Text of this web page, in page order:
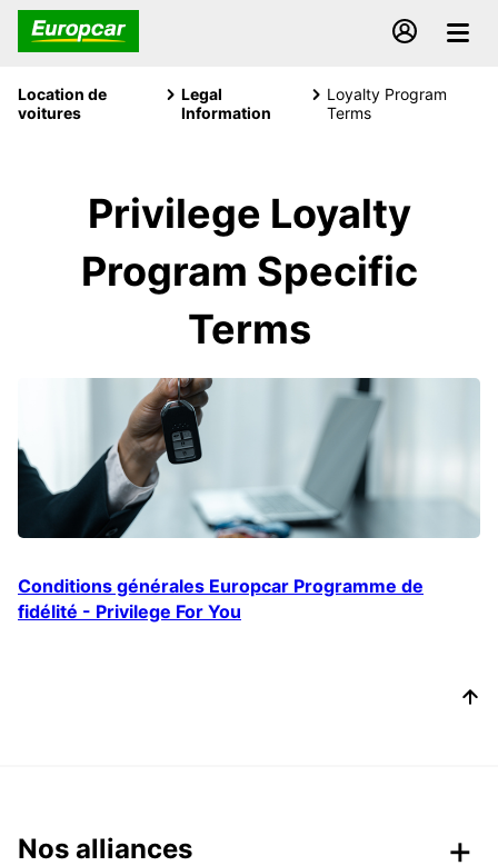
Location de
voitures
Legal
Information
Loyalty Program
Terms
Privilege Loyalty
Program Specific
Terms
Conditions générales Europcar Programme de
fidélité - Privilege For You
Nos alliances